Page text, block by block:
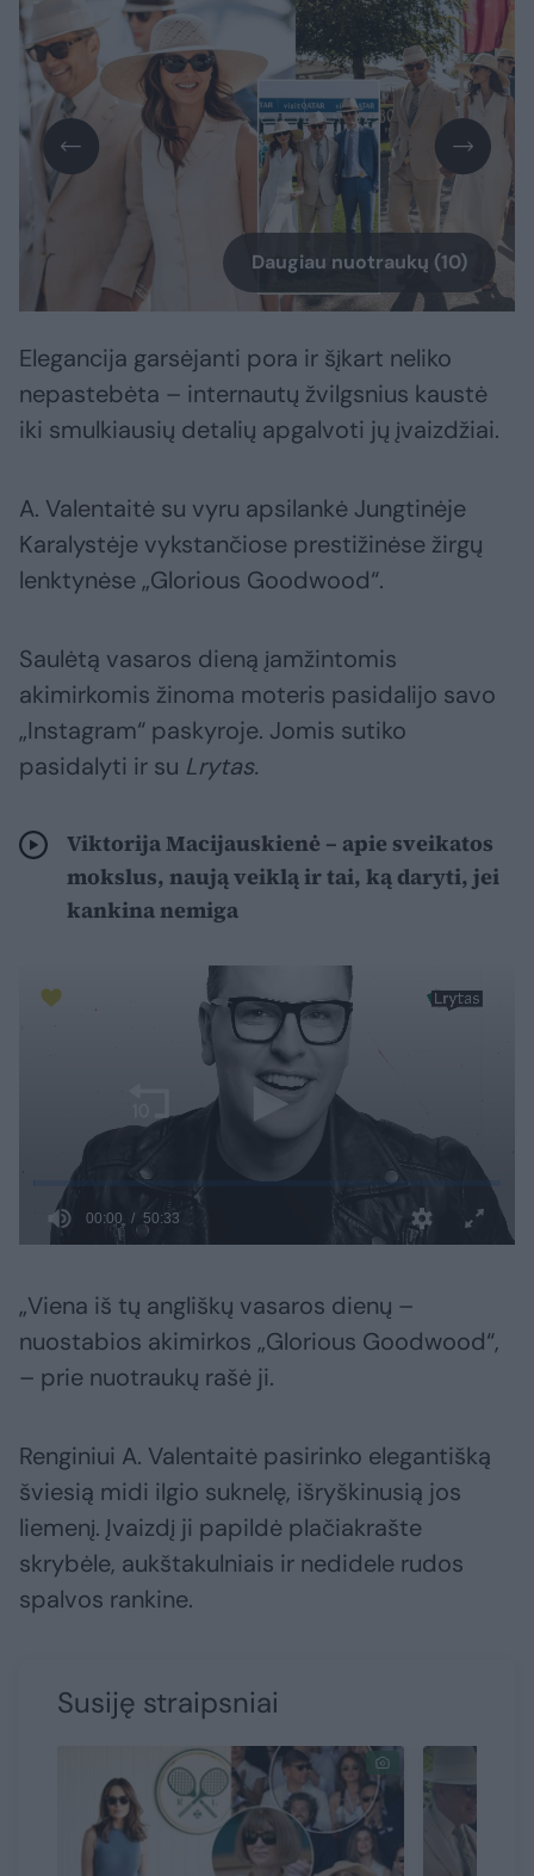
Daugiau nuotraukų (10)
Elegancija garsėjanti pora ir šįkart neliko
nepastebėta – internautų žvilgsnius kaustė
iki smulkiausių detalių apgalvoti jų įvaizdžiai.
A. Valentaitė su vyru apsilankė Jungtinėje
Karalystėje vykstančiose prestižinėse žirgų
lenktynėse „Glorious Goodwood“.
Saulėtą vasaros dieną įamžintomis
akimirkomis žinoma moteris pasidalijo savo
„Instagram“ paskyroje. Jomis sutiko
pasidalyti ir su Lrytas.
Viktorija Macijauskienė – apie sveikatos
mokslus, naują veiklą ir tai, ką daryti, jei
kankina nemiga
„Viena iš tų angliškų vasaros dienų –
nuostabios akimirkos „Glorious Goodwood“,
– prie nuotraukų rašė ji.
Renginiui A. Valentaitė pasirinko elegantišką
šviesią midi ilgio suknelę, išryškinusią jos
liemenį. Įvaizdį ji papildė plačiakrašte
skrybėle, aukštakulniais ir nedidele rudos
spalvos rankine.
Susiję straipsniai